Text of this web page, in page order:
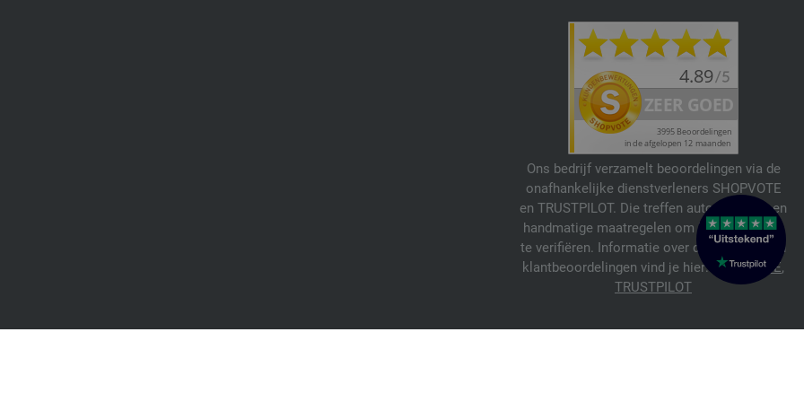
Ons bedrijf verzamelt beoordelingen via de
onafhankelijke dienstverleners SHOPVOTE
en TRUSTPILOT. Die treffen automatische en
handmatige maatregelen om beoordelingen
te verifiëren. Informatie over de echtheid van
klantbeoordelingen vind je hier: SHOPVOTE,
TRUSTPILOT